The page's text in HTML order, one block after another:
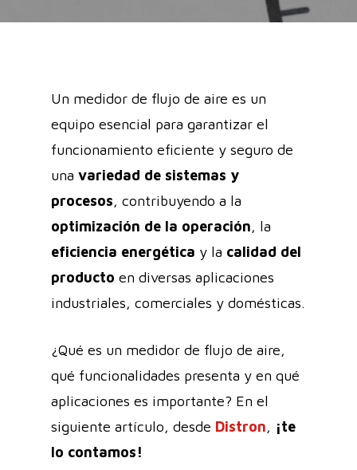
Un medidor de flujo de aire es un
equipo esencial para garantizar el
funcionamiento eficiente y seguro de
una variedad de sistemas y
procesos, contribuyendo a la
optimización de la operación, la
eficiencia energética y la calidad del
producto en diversas aplicaciones
industriales, comerciales y domésticas.
¿Qué es un medidor de flujo de aire,
qué funcionalidades presenta y en qué
aplicaciones es importante? En el
siguiente artículo, desde Distron, ¡te
lo contamos!